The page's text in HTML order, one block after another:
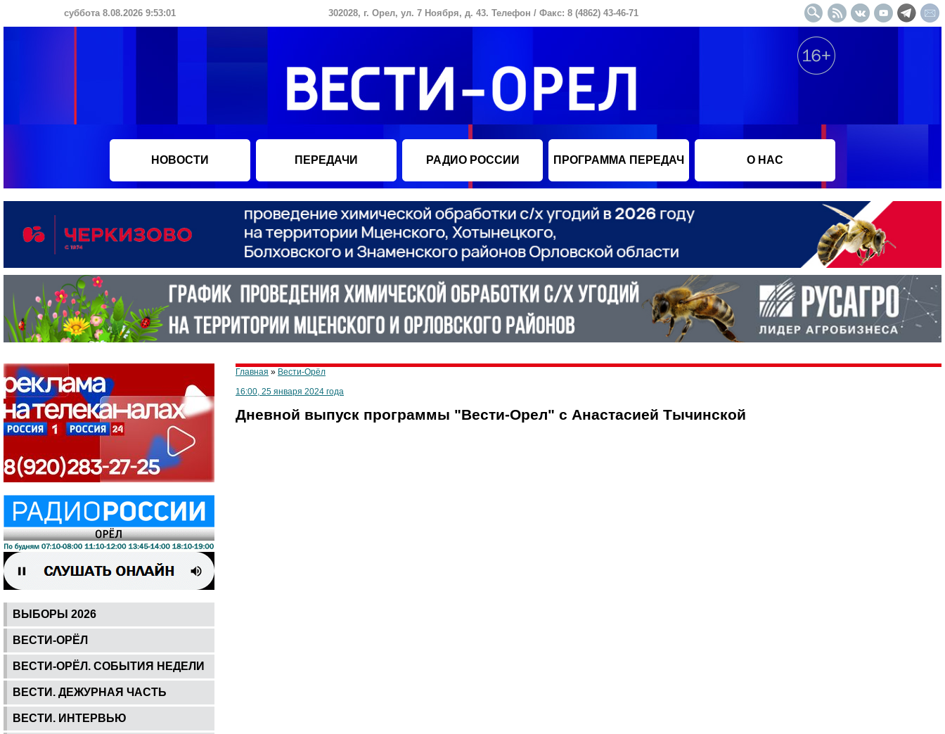
суббота 8.08.2026 9:53:01 302028, г. Орел, ул. 7 Ноября, д. 43. Телефон / Факс: 8 (4862) 43-46-71
НОВОСТИ ПЕРЕДАЧИ РАДИО РОССИИ ПРОГРАММА ПЕРЕДАЧ О НАС
ВЫБОРЫ 2026
ВЕСТИ-ОРЁЛ
ВЕСТИ-ОРЁЛ. СОБЫТИЯ НЕДЕЛИ
ВЕСТИ. ДЕЖУРНАЯ ЧАСТЬ
ВЕСТИ. ИНТЕРВЬЮ
Главная » Вести-Орёл
16:00, 25 января 2024 года
Дневной выпуск программы "Вести-Орел" с Анастасией Тычинской